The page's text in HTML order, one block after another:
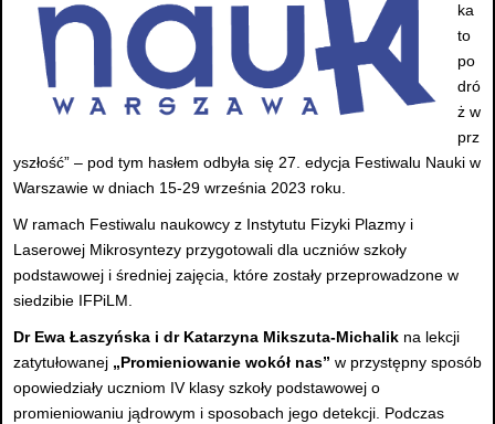
ka
to
po
dró
ż w
prz
yszłość” – pod tym hasłem odbyła się 27. edycja Festiwalu Nauki w
Warszawie w dniach 15-29 września 2023 roku.
W ramach Festiwalu naukowcy z Instytutu Fizyki Plazmy i
Laserowej Mikrosyntezy przygotowali dla uczniów szkoły
podstawowej i średniej zajęcia, które zostały przeprowadzone w
siedzibie IFPiLM.
Dr Ewa Łaszyńska i dr Katarzyna Mikszuta-Michalik na lekcji
zatytułowanej „Promieniowanie wokół nas” w przystępny sposób
opowiedziały uczniom IV klasy szkoły podstawowej o
promieniowaniu jądrowym i sposobach jego detekcji. Podczas